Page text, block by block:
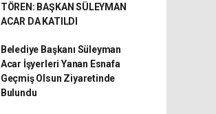
TÖREN: BAŞKAN SÜLEYMAN
ACAR DA KATILDI
Belediye Başkanı Süleyman
Acar İşyerleri Yanan Esnafa
Geçmiş Olsun Ziyaretinde
Bulundu